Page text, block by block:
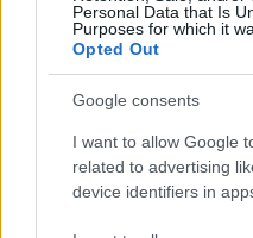
Personal Data that Is
Purposes for which it
Opted Out
Google consents
I want to allow Google
related to advertising
device identifiers in
Shake. Ennek
tájékoztató előadások,
hullámokban lavírozó
gyengélkedő tudósok
elmúlt hónapokban
jártam, hoztam
betegség ellen. Ezeket
stabilitást biztosítok a